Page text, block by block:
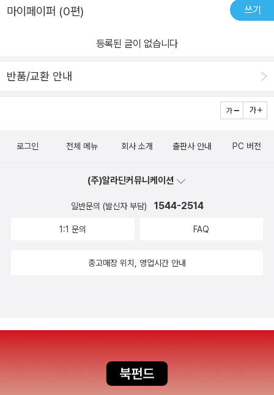
성리학을 알아야 한답니다.초등 5학년 주유수, 중학교 1학년 주민수.
편이 어려워 학원은 다니지 않습니다.학교에서 계속 문제를 일으키는
십니다. 그리고 어느 날 시골로 내려보낼 결정을 하죠.친척이 있는 지
되는 아저씨와의 공부.<사자소학>부터 시작하는 형제.읽고 따라하면
사람이 되는 듯한 느낌도 들고...자연의 삶에서 배우는 것들과 아저씨
옵니다.아버지와 어머니의 별거, 그 가운데서 이해안되는 어머니의
행동들.그렇게 민수와 유수는 성장해 갑니다.3년동안 산골에 살면서
아버지의 재혼을 통해서 서울로 올라갑니다.내려가기 전과 올라올때
흐름과 공부 사이에서 많은 성장을 한 형제.이들의 미래는 어떻게 펼
를 통해서 본 성리학.어떻게 보면 일상에서도 충분히 많이 경험할 수
있는 내용이기도 합니다.실 생활에서도 많이 쓰이구요.성리학에 들어
마이페이퍼 (0편) 쓰기
등록된 글이 없습니다
반품/교환 안내
로그인 전체 메뉴 회사 소개 출판사 안내 PC 버전
(주)알라딘커뮤니케이션
일반문의 (발신자 부담) 1544-2514
1:1 문의 FAQ
중고매장 위치, 영업시간 안내